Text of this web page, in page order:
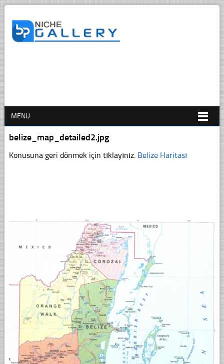
MENU
belize_map_detailed2.jpg
Konusuna geri dönmek için tıklayınız. Belize Haritası